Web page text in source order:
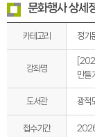
문화행사 상세
카테고리 정기
강좌명
만들기
도서관 광적
접수기간